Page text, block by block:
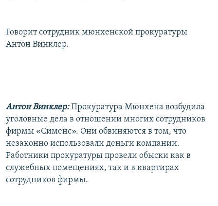
Говорит сотрудник мюнхенской прокуратуры
Антон Винклер.
Антон Винклер:Прокуратура Мюнхена возбудила
уголовные дела в отношении многих сотрудников
фирмы «Сименс». Они обвиняются в том, что
незаконно использовали деньги компании.
Работники прокуратуры провели обыски как в
служебных помещениях, так и в квартирах
сотрудников фирмы.